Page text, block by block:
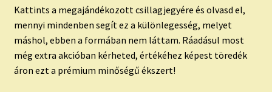
Kattints a megajándékozott csillagjegyére és olvasd el,
mennyi mindenben segít ez a különlegesség, melyet
máshol, ebben a formában nem láttam. Ráadásul most
még extra akcióban kérheted, értékéhez képest töredék
áron ezt a prémium minőségű ékszert!